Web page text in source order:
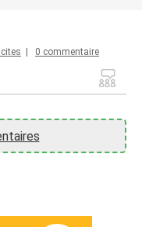
0 commentaire